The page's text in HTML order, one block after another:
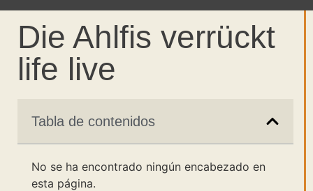
Die Ahlfis verrückt
life live
Tabla de contenidos
No se ha encontrado ningún encabezado en
esta página.